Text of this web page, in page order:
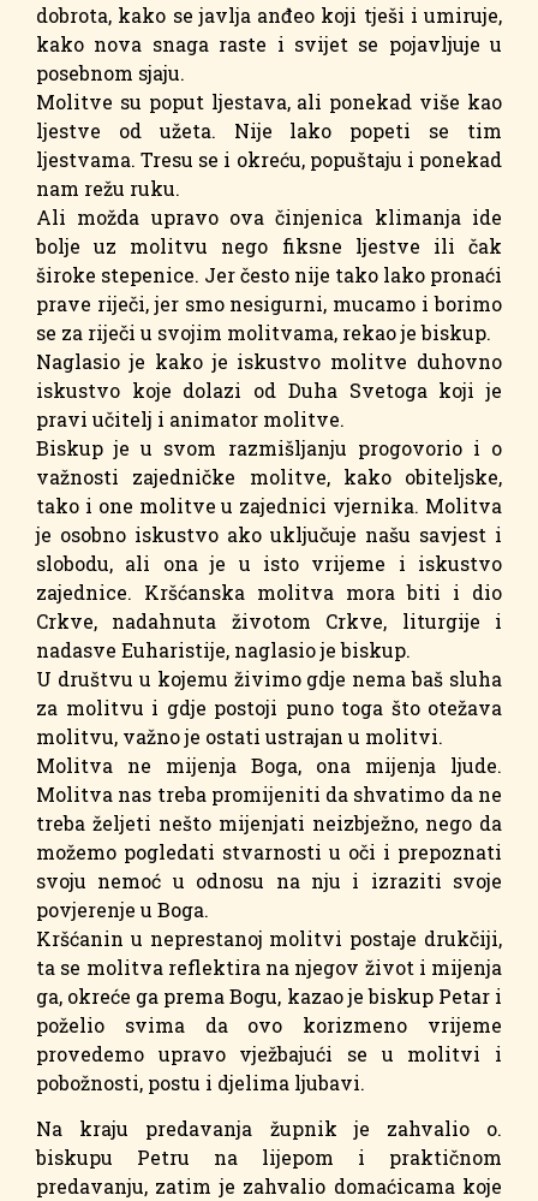
dobrota, kako se javlja anđeo koji tješi i umiruje,
kako nova snaga raste i svijet se pojavljuje u
posebnom sjaju.
Molitve su poput ljestava, ali ponekad više kao
ljestve od užeta. Nije lako popeti se tim
ljestvama. Tresu se i okreću, popuštaju i ponekad
nam režu ruku.
Ali možda upravo ova činjenica klimanja ide
bolje uz molitvu nego fiksne ljestve ili čak
široke stepenice. Jer često nije tako lako pronaći
prave riječi, jer smo nesigurni, mucamo i borimo
se za riječi u svojim molitvama, rekao je biskup.
Naglasio je kako je iskustvo molitve duhovno
iskustvo koje dolazi od Duha Svetoga koji je
pravi učitelj i animator molitve.
Biskup je u svom razmišljanju progovorio i o
važnosti zajedničke molitve, kako obiteljske,
tako i one molitve u zajednici vjernika. Molitva
je osobno iskustvo ako uključuje našu savjest i
slobodu, ali ona je u isto vrijeme i iskustvo
zajednice. Kršćanska molitva mora biti i dio
Crkve, nadahnuta životom Crkve, liturgije i
nadasve Euharistije, naglasio je biskup.
U društvu u kojemu živimo gdje nema baš sluha
za molitvu i gdje postoji puno toga što otežava
molitvu, važno je ostati ustrajan u molitvi.
Molitva ne mijenja Boga, ona mijenja ljude.
Molitva nas treba promijeniti da shvatimo da ne
treba željeti nešto mijenjati neizbježno, nego da
možemo pogledati stvarnosti u oči i prepoznati
svoju nemoć u odnosu na nju i izraziti svoje
povjerenje u Boga.
Kršćanin u neprestanoj molitvi postaje drukčiji,
ta se molitva reflektira na njegov život i mijenja
ga, okreće ga prema Bogu, kazao je biskup Petar i
poželio svima da ovo korizmeno vrijeme
provedemo upravo vježbajući se u molitvi i
pobožnosti, postu i djelima ljubavi.
Na kraju predavanja župnik je zahvalio o.
biskupu Petru na lijepom i praktičnom
predavanju, zatim je zahvalio domaćicama koje